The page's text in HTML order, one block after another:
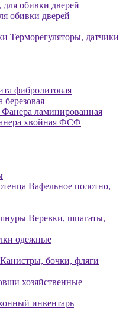
обивки дверей
Терморегуляторы, датчики
фибролитовая
березовая
Фанера ламинированная
хвойная ФСФ
Вафельное полотно,
Веревки, шпагаты,
одежные
Канистры, бочки, фляги
хозяйственные
инвентарь